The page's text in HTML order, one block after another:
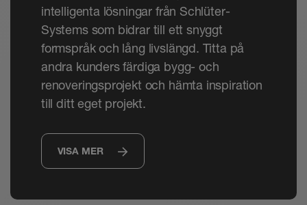
intelligenta lösningar från Schlüter-
Systems som bidrar till ett snyggt
formspråk och lång livslängd. Titta på
andra kunders färdiga bygg- och
renoveringsprojekt och hämta inspiration
till ditt eget projekt.
VISA MER